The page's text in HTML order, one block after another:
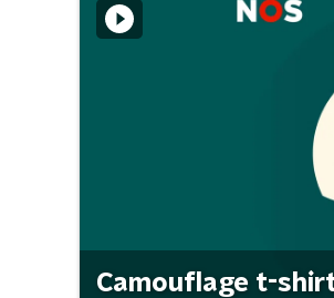
Camouflage t-